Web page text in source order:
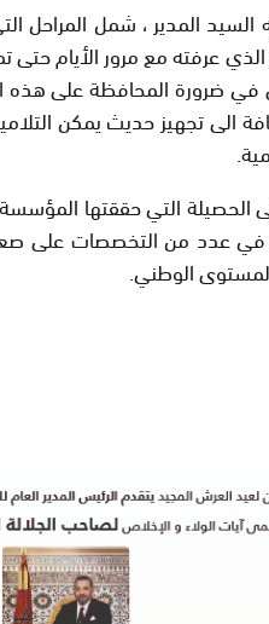
المدير ، شمل المراحل
في ضرورة المحافظة على هذه
الى تجهيز حديث يمكن
في عدد من التخصصات على
الوطني.